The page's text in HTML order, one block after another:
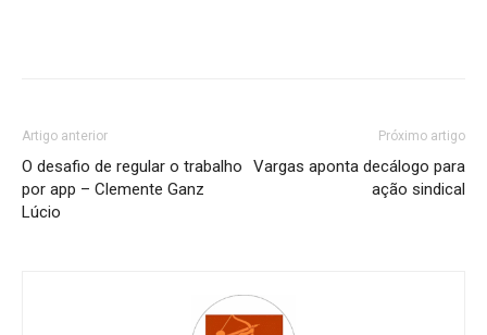
Artigo anterior
O desafio de regular o trabalho
por app – Clemente Ganz
Lúcio
Próximo artigo
Vargas aponta decálogo para
ação sindical